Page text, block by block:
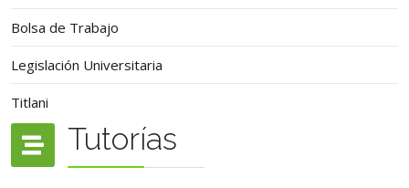
Bolsa de Trabajo
Legislación Universitaria
Titlani
Tutorías